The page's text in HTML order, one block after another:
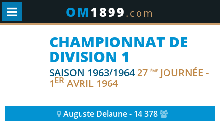
OM1899.com
CHAMPIONNAT DE
DIVISION 1
SAISON 1963/1964 27 ÈME JOURNÉE -
1ER AVRIL 1964
Auguste Delaune - 14 378